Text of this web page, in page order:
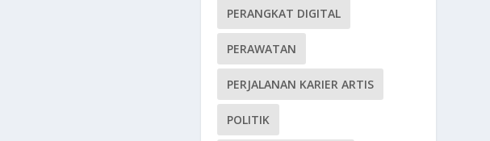
PERANGKAT DIGITAL
PERAWATAN
PERJALANAN KARIER ARTIS
POLITIK